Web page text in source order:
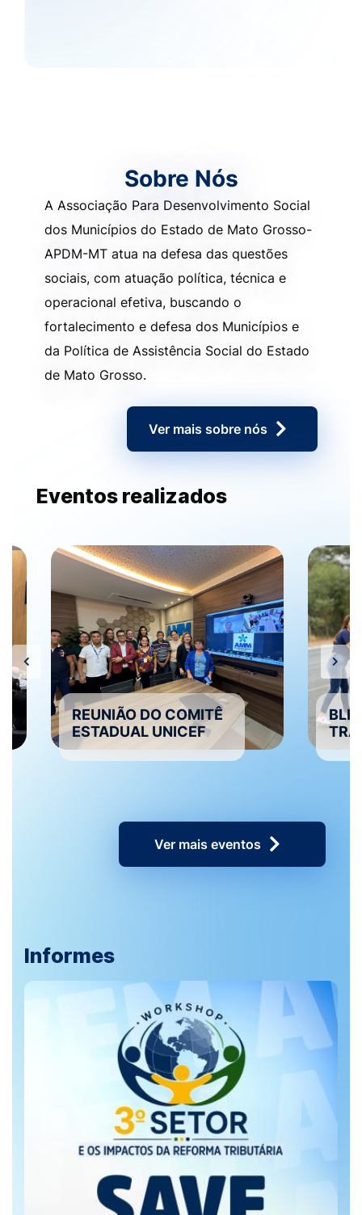
Sobre Nós
A Associação Para Desenvolvimento Social
dos Municípios do Estado de Mato Grosso-
APDM-MT atua na defesa das questões
sociais, com atuação política, técnica e
operacional efetiva, buscando o
fortalecimento e defesa dos Municípios e
da Política de Assistência Social do Estado
de Mato Grosso.
Ver mais sobre nós
Eventos realizados
REUNIÃO DO COMITÊ
ESTADUAL UNICEF
Ver mais eventos
Informes